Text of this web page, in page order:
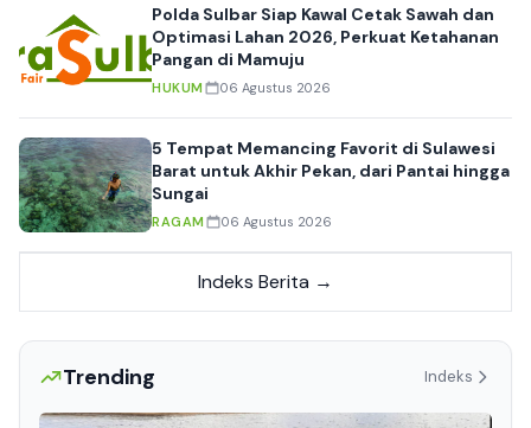
Polda Sulbar Siap Kawal Cetak Sawah dan
Optimasi Lahan 2026, Perkuat Ketahanan
Pangan di Mamuju
HUKUM 06 Agustus 2026
5 Tempat Memancing Favorit di Sulawesi
Barat untuk Akhir Pekan, dari Pantai hingga
Sungai
RAGAM 06 Agustus 2026
Indeks Berita →
Trending Indeks